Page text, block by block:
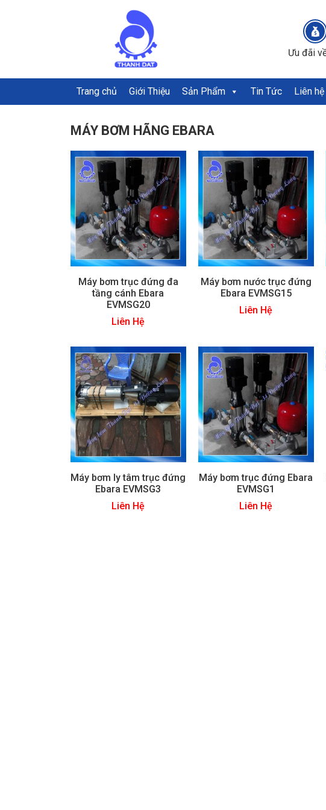
Ưu đãi
Trang chủ Giới Thiệu Sản Phẩm Tin Tức Liên hệ
MÁY BƠM HÃNG EBARA
Máy bơm trục đứng đa
tầng cánh Ebara
EVMSG20
Liên Hệ
Máy bơm nước trục đứng
Ebara EVMSG15
Liên Hệ
Máy bơm ly tâm trục đứng
Ebara EVMSG3
Liên Hệ
Máy bơm trục đứng Ebara
EVMSG1
Liên Hệ